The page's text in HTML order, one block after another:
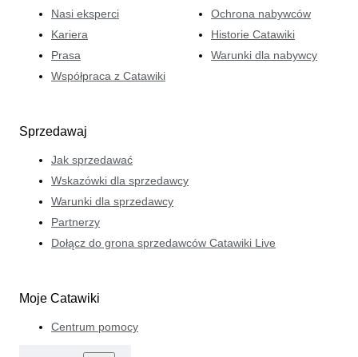
Nasi eksperci
Kariera
Prasa
Współpraca z Catawiki
Ochrona nabywców
Historie Catawiki
Warunki dla nabywcy
Sprzedawaj
Jak sprzedawać
Wskazówki dla sprzedawcy
Warunki dla sprzedawcy
Partnerzy
Dołącz do grona sprzedawców Catawiki Live
Moje Catawiki
Centrum pomocy